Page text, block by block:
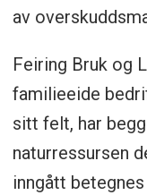
av
Feiring Bruk og
familieeide
sitt felt, har
naturressursen
inngått